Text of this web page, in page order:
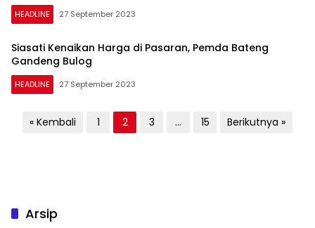
HEADLINE 27 September 2023
Siasati Kenaikan Harga di Pasaran, Pemda Bateng
Gandeng Bulog
HEADLINE 27 September 2023
Paginasi
« Kembali 1 2 3 … 15 Berikutnya »
Arsip